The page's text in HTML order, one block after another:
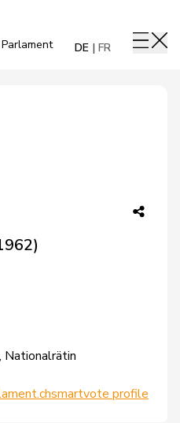
DE FR
Nationalrätin
smartvote profile